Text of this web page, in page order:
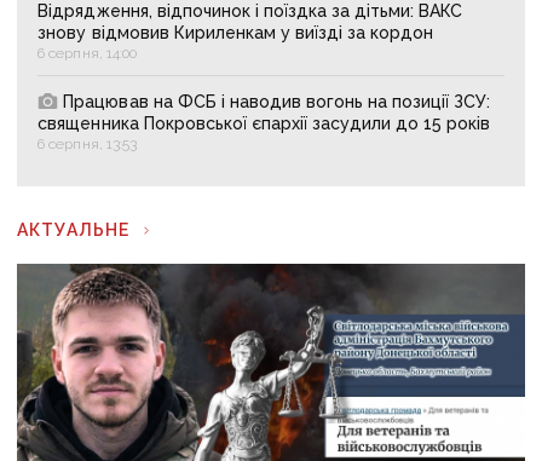
Відрядження, відпочинок і поїздка за дітьми: ВАКС
знову відмовив Кириленкам у виїзді за кордон
6 серпня, 14:00
Працював на ФСБ і наводив вогонь на позиції ЗСУ:
священника Покровської єпархії засудили до 15 років
6 серпня, 13:53
АКТУАЛЬНЕ